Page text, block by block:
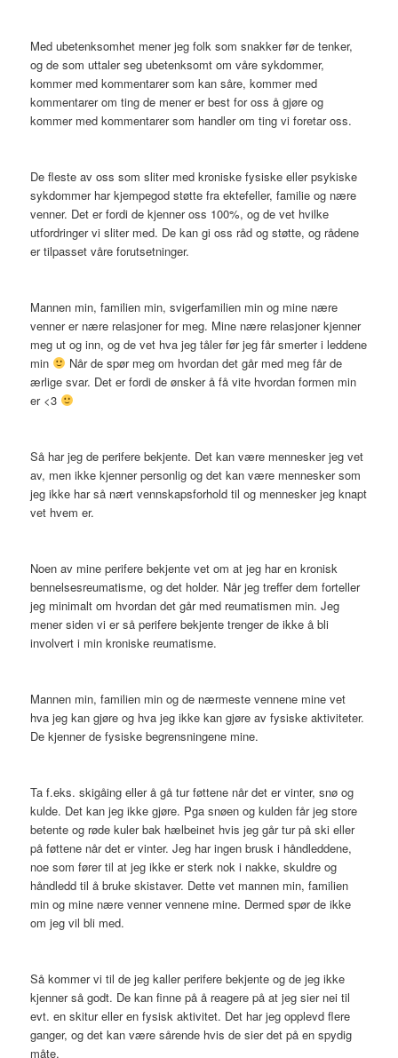
Med ubetenksomhet mener jeg folk som snakker før de tenker,
og de som uttaler seg ubetenksomt om våre sykdommer,
kommer med kommentarer som kan såre, kommer med
kommentarer om ting de mener er best for oss å gjøre og
kommer med kommentarer som handler om ting vi foretar oss.
De fleste av oss som sliter med kroniske fysiske eller psykiske
sykdommer har kjempegod støtte fra ektefeller, familie og nære
venner. Det er fordi de kjenner oss 100%, og de vet hvilke
utfordringer vi sliter med. De kan gi oss råd og støtte, og rådene
er tilpasset våre forutsetninger.
Mannen min, familien min, svigerfamilien min og mine nære
venner er nære relasjoner for meg. Mine nære relasjoner kjenner
meg ut og inn, og de vet hva jeg tåler før jeg får smerter i leddene
min
Når de spør meg om hvordan det går med meg får de
ærlige svar. Det er fordi de ønsker å få vite hvordan formen min
er <3
Så har jeg de perifere bekjente. Det kan være mennesker jeg vet
av, men ikke kjenner personlig og det kan være mennesker som
jeg ikke har så nært vennskapsforhold til og mennesker jeg knapt
vet hvem er.
Noen av mine perifere bekjente vet om at jeg har en kronisk
bennelsesreumatisme, og det holder. Når jeg treffer dem forteller
jeg minimalt om hvordan det går med reumatismen min. Jeg
mener siden vi er så perifere bekjente trenger de ikke å bli
involvert i min kroniske reumatisme.
Mannen min, familien min og de nærmeste vennene mine vet
hva jeg kan gjøre og hva jeg ikke kan gjøre av fysiske aktiviteter.
De kjenner de fysiske begrensningene mine.
Ta f.eks. skigåing eller å gå tur føttene når det er vinter, snø og
kulde. Det kan jeg ikke gjøre. Pga snøen og kulden får jeg store
betente og røde kuler bak hælbeinet hvis jeg går tur på ski eller
på føttene når det er vinter. Jeg har ingen brusk i håndleddene,
noe som fører til at jeg ikke er sterk nok i nakke, skuldre og
håndledd til å bruke skistaver. Dette vet mannen min, familien
min og mine nære venner vennene mine. Dermed spør de ikke
om jeg vil bli med.
Så kommer vi til de jeg kaller perifere bekjente og de jeg ikke
kjenner så godt. De kan finne på å reagere på at jeg sier nei til
evt. en skitur eller en fysisk aktivitet. Det har jeg opplevd flere
ganger, og det kan være sårende hvis de sier det på en spydig
måte.